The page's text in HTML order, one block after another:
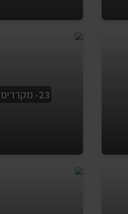
23- מקררים לרכב, יאכטות וקראוון